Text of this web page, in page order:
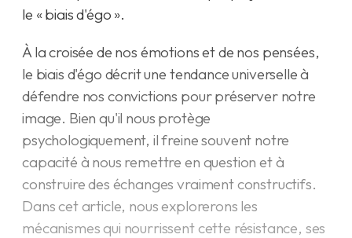
le « biais d'égo ».
À la croisée de nos émotions et de nos pensées,
le biais d'égo décrit une tendance universelle à
défendre nos convictions pour préserver notre
image. Bien qu'il nous protège
psychologiquement, il freine souvent notre
capacité à nous remettre en question et à
construire des échanges vraiment constructifs.
Dans cet article, nous explorerons les
mécanismes qui nourrissent cette résistance, ses